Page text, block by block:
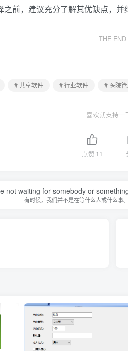
前，建议充分了解其优缺点，并
THE END
# 共享软件 # 行业软件 # 医院
喜欢就支持一
点赞 11
not waiting for somebody or
有时候，我们并不是在等什么人或什么事